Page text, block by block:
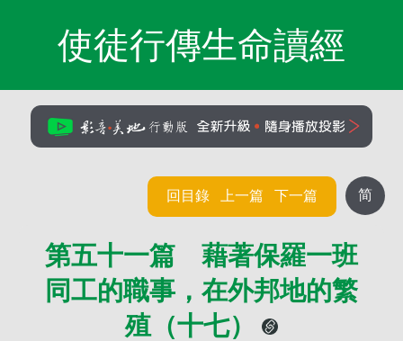
使徒行傳生命讀經
简
回目錄 上一篇 下一篇
第五十一篇 藉著保羅一班
同工的職事，在外邦地的繁
殖（十七）